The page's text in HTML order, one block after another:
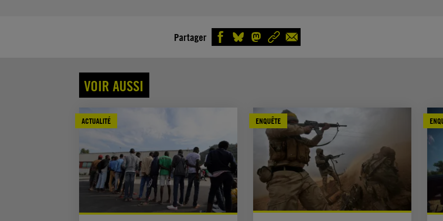
Partager
VOIR AUSSI
ACTUALITÉ ENQUÊTE